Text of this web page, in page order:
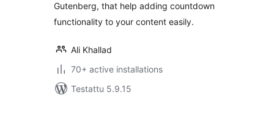
Gutenberg, that help adding countdown
functionality to your content easily.
Ali Khallad
70+ active installations
Testattu 5.9.15